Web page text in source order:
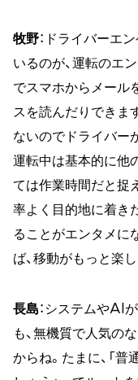
牧野：ドライバーエ
いるのが、運転のエ
でスマホからメール
スを読んだりできま
ないのでドライバー
運転中は基本的に他
ては作業時間だと捉
率よく目的地に着き
ることがエンタメに
ば、移動がもっと楽
長島：システムやAI
も、無機質で人気の
からね。たまに、「